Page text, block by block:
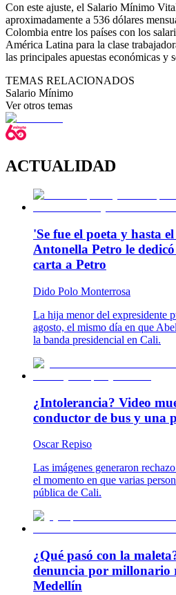
Con este ajuste, el Salario Mínimo
aproximadamente a 536 dólares
Colombia entre los países con los
América Latina para la clase
las principales apuestas económicas y
TEMAS RELACIONADOS
Salario Mínimo
Ver otros temas
ACTUALIDAD
'Se fue el poeta y hasta
Antonella Petro le
carta a Petro
Dido Polo Monterrosa
La hija menor del expresidente
agosto, el mismo día en que
la banda presidencial en Cali.
¿Intolerancia? Video
conductor de bus y una
Oscar Repiso
Las imágenes generaron
el momento en que varias
pública de Cali.
¿Qué pasó con la
denuncia por millonario
Medellín